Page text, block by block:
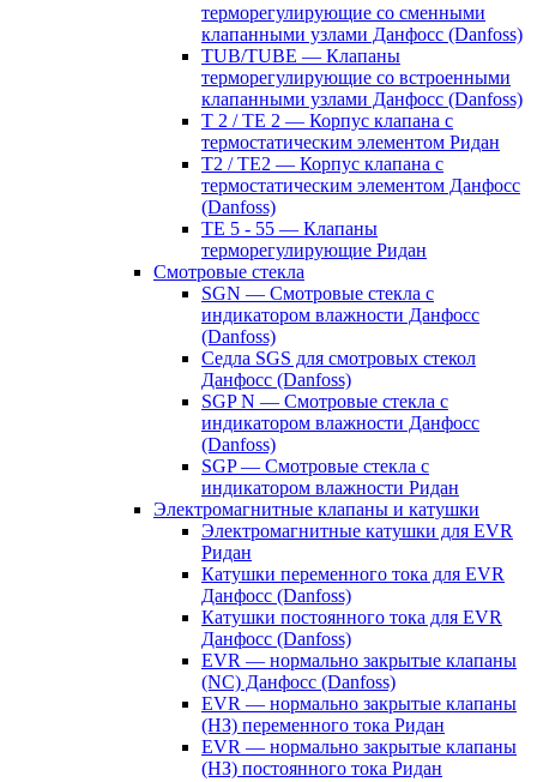
терморегулирующие со сменными
клапанными узлами Данфосс (Danfoss)
TUB/TUBE — Клапаны
терморегулирующие со встроенными
клапанными узлами Данфосс (Danfoss)
T 2 / TE 2 — Корпус клапана с
термостатическим элементом Ридан
T2 / TE2 — Корпус клапана с
термостатическим элементом Данфосс
(Danfoss)
TE 5 - 55 — Клапаны
терморегулирующие Ридан
Смотровые стекла
SGN — Смотровые стекла с
индикатором влажности Данфосс
(Danfoss)
Седла SGS для смотровых стекол
Данфосс (Danfoss)
SGP N — Смотровые стекла с
индикатором влажности Данфосс
(Danfoss)
SGP — Смотровые стекла с
индикатором влажности Ридан
Электромагнитные клапаны и катушки
Электромагнитные катушки для EVR
Ридан
Катушки переменного тока для EVR
Данфосс (Danfoss)
Катушки постоянного тока для EVR
Данфосс (Danfoss)
EVR — нормально закрытые клапаны
(NC) Данфосс (Danfoss)
EVR — нормально закрытые клапаны
(НЗ) переменного тока Ридан
EVR — нормально закрытые клапаны
(НЗ) постоянного тока Ридан